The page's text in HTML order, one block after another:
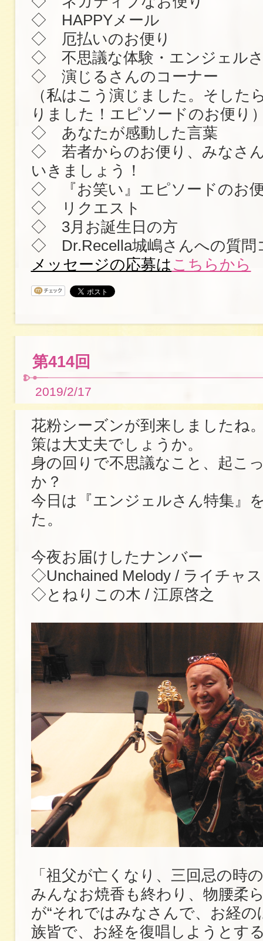
◇ HAPPYメール
◇ 厄払いのお便り
◇ 不思議な体験・エンジェル
◇ 演じるさんのコーナー
（私はこう演じました。そした
りました！エピソードのお便り
◇ あなたが感動した言葉
◇ 若者からのお便り、みなさ
いきましょう！
◇ 『お笑い』エピソードのお
◇ リクエスト
◇ 3月お誕生日の方
◇ Dr.Recella城嶋さんへの質問
メッセージの応募は こちらから
第414回
2019/2/17
花粉シーズンが到来しましたね
策は大丈夫でしょうか。
身の回りで不思議なこと、起こ
か？
今日は『エンジェルさん特集』
た。
今夜お届けしたナンバー
◇Unchained Melody / ライチャ
◇とねりこの木 / 江原啓之
「祖父が亡くなり、三回忌の時
みんなお焼香も終わり、物腰柔
が“それではみなさんで、お経
族皆で、お経を復唱しようとす